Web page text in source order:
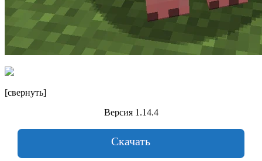
[свернуть]
Версия 1.14.4
Скачать